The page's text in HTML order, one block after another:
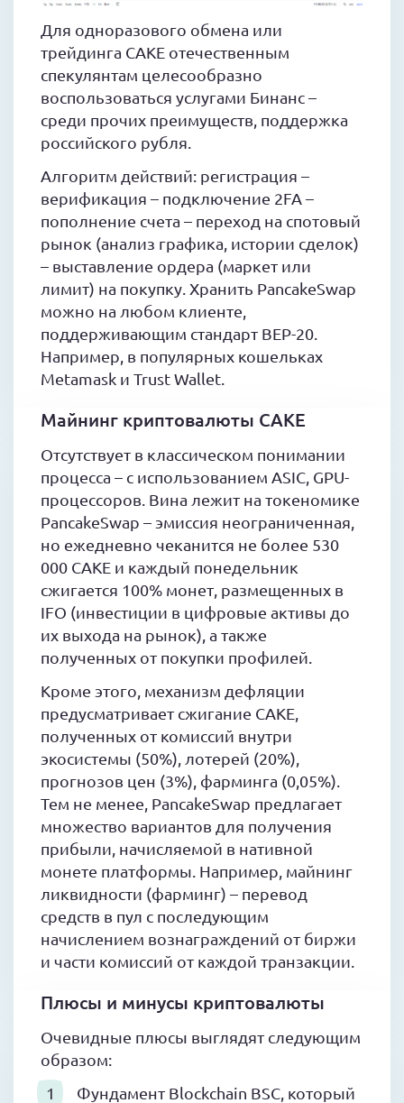
Для одноразового обмена или
трейдинга CAKE отечественным
спекулянтам целесообразно
воспользоваться услугами Бинанс –
среди прочих преимуществ, поддержка
российского рубля.
Алгоритм действий: регистрация –
верификация – подключение 2FA –
пополнение счета – переход на спотовый
рынок (анализ графика, истории сделок)
– выставление ордера (маркет или
лимит) на покупку. Хранить PancakeSwap
можно на любом клиенте,
поддерживающим стандарт BEP-20.
Например, в популярных кошельках
Metamask и Trust Wallet.
Майнинг криптовалюты CAKE
Отсутствует в классическом понимании
процесса – с использованием ASIC, GPU-
процессоров. Вина лежит на токеномике
PancakeSwap – эмиссия неограниченная,
но ежедневно чеканится не более 530
000 CAKE и каждый понедельник
сжигается 100% монет, размещенных в
IFO (инвестиции в цифровые активы до
их выхода на рынок), а также
полученных от покупки профилей.
Кроме этого, механизм дефляции
предусматривает сжигание CAKE,
полученных от комиссий внутри
экосистемы (50%), лотерей (20%),
прогнозов цен (3%), фарминга (0,05%).
Тем не менее, PancakeSwap предлагает
множество вариантов для получения
прибыли, начисляемой в нативной
монете платформы. Например, майнинг
ликвидности (фарминг) – перевод
средств в пул с последующим
начислением вознаграждений от биржи
и части комиссий от каждой транзакции.
Плюсы и минусы криптовалюты
Очевидные плюсы выглядят следующим
образом:
Фундамент Blockchain BSC, который